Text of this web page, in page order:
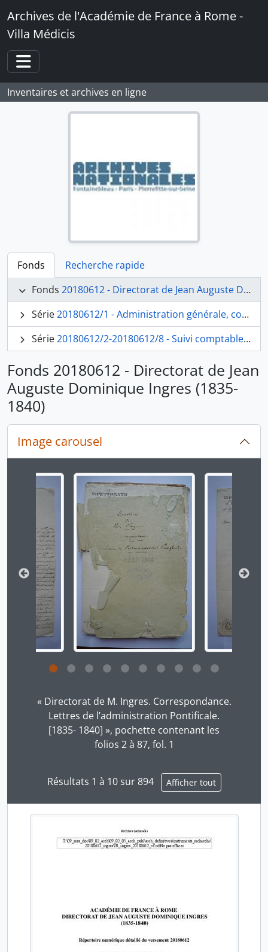
Skip to main content
Archives de l'Académie de France à Rome -
Villa Médicis
Toggle navigation
Inventaires et archives en ligne
Fonds
Recherche rapide
Fonds 20180612 - Directorat de Jean Auguste Dominique Ingres (1835-1840)
Série20180612/1 - Administration générale, correspondance et envois des pensionnaires
Série20180612/2-20180612/8 - Suivi comptable et financier
Fonds 20180612 - Directorat de Jean
Auguste Dominique Ingres (1835-
1840)
Image carousel
Changer la présente diapositive de ce carrousel
« Directorat de M. Ingres. Correspondance.
Lettres de l’administration Pontificale.
[1835- 1840] », pochette contenant les
folios 2 à 87, fol. 1
Résultats 1 à 10 sur 894 Afficher tout